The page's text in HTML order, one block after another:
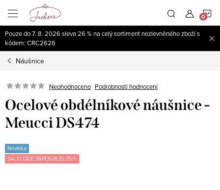
obsah
Pouze do 7. 8. 2026 sleva 26 % na celý sortiment nezlevněného zboží s
kódem: CRC2626
Náušnice
Neohodnoceno Podrobnosti hodnocení
Ocelové obdélníkové náušnice -
Meucci DS474
Novinka
SALECODE:SRPEN2625:25:%